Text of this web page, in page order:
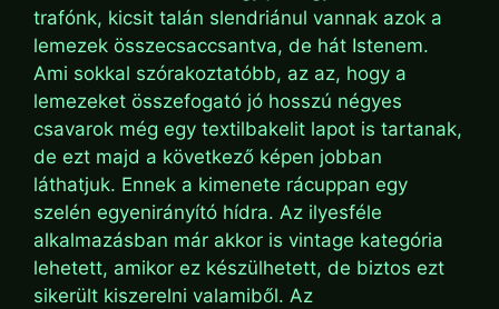
trafónk, kicsit talán slendriánul vannak azok a
lemezek összecsaccsantva, de hát Istenem.
Ami sokkal szórakoztatóbb, az az, hogy a
lemezeket összefogató jó hosszú négyes
csavarok még egy textilbakelit lapot is tartanak,
de ezt majd a következő képen jobban
láthatjuk. Ennek a kimenete rácuppan egy
szelén egyenirányító hídra. Az ilyesféle
alkalmazásban már akkor is vintage kategória
lehetett, amikor ez készülhetett, de biztos ezt
sikerült kiszerelni valamiből. Az